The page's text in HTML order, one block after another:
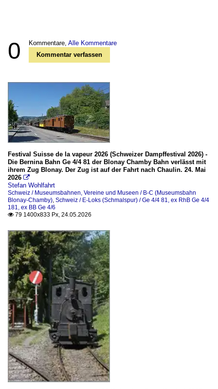
0 Kommentare, Alle Kommentare
Kommentar verfassen
Festival Suisse de la vapeur 2026 (Schweizer Dampffestival 2026) -
Die Bernina Bahn Ge 4/4 81 der Blonay Chamby Bahn verlässt mit
ihrem Zug Blonay. Der Zug ist auf der Fahrt nach Chaulin. 24. Mai
2026 
Stefan Wohlfahrt
Schweiz / Museumsbahnen, Vereine und Museen / B-C (Museumsbahn
Blonay-Chamby), Schweiz / E-Loks (Schmalspur) / Ge 4/4 81, ex RhB Ge 4/4
181, ex BB Ge 4/6
 79 1400x833 Px, 24.05.2026